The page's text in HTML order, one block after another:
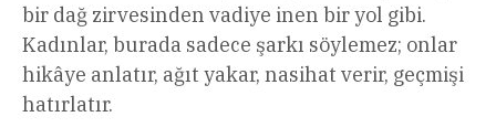
bir dağ zirvesinden vadiye inen bir yol gibi.
Kadınlar, burada sadece şarkı söylemez; onlar
hikâye anlatır, ağıt yakar, nasihat verir, geçmişi
hatırlatır.